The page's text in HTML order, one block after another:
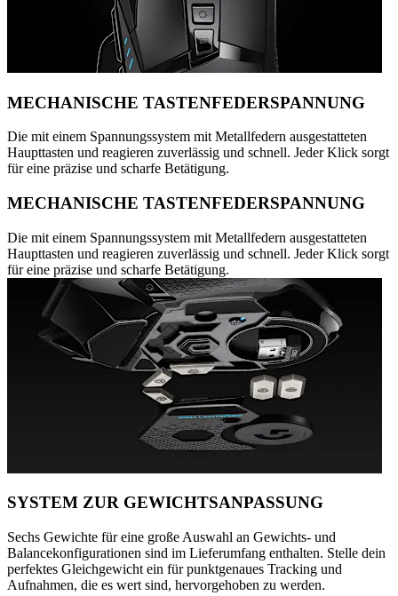
MECHANISCHE TASTENFEDERSPANNUNG
Die mit einem Spannungssystem mit Metallfedern ausgestatteten
Haupttasten und reagieren zuverlässig und schnell. Jeder Klick sorgt
für eine präzise und scharfe Betätigung.
MECHANISCHE TASTENFEDERSPANNUNG
Die mit einem Spannungssystem mit Metallfedern ausgestatteten
Haupttasten und reagieren zuverlässig und schnell. Jeder Klick sorgt
für eine präzise und scharfe Betätigung.
SYSTEM ZUR GEWICHTSANPASSUNG
Sechs Gewichte für eine große Auswahl an Gewichts- und
Balancekonfigurationen sind im Lieferumfang enthalten. Stelle dein
perfektes Gleichgewicht ein für punktgenaues Tracking und
Aufnahmen, die es wert sind, hervorgehoben zu werden.